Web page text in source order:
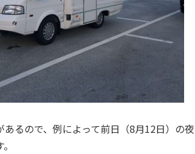
るので、例によって前日（8月12日）の